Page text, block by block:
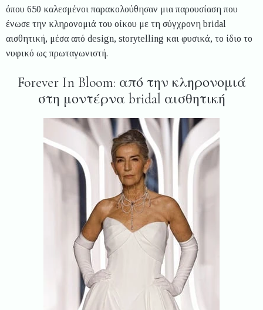
όπου 650 καλεσμένοι παρακολούθησαν μια παρουσίαση που
ένωσε την κληρονομιά του οίκου με τη σύγχρονη bridal
αισθητική, μέσα από design, storytelling και φυσικά, το ίδιο το
νυφικό ως πρωταγωνιστή.
Forever In Bloom: από την κληρονομιά
στη μοντέρνα bridal αισθητική